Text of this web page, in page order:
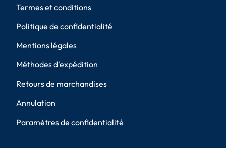
Termes et conditions
Politique de confidentialité
Mentions légales
Méthodes d'expédition
Retours de marchandises
Annulation
Paramètres de confidentialité